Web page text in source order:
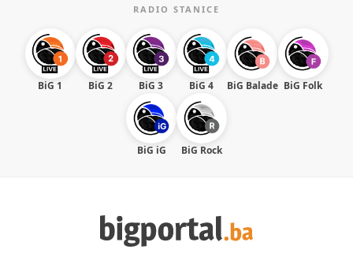
RADIO STANICE
BiG 1 BiG 2 BiG 3 BiG 4 BiG Balade BiG Folk
BiG iG BiG Rock